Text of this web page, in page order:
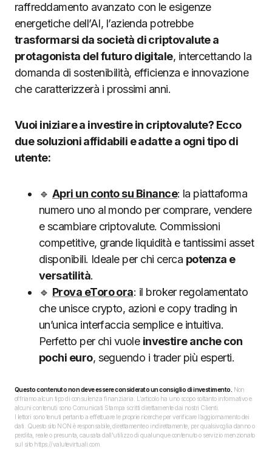
raffreddamento avanzato con le esigenze
energetiche dell’AI, l’azienda potrebbe
trasformarsi da società di criptovalute a
protagonista del futuro digitale, intercettando la
domanda di sostenibilità, efficienza e innovazione
che caratterizzerà i prossimi anni.
Vuoi iniziare a investire in criptovalute? Ecco
due soluzioni affidabili e adatte a ogni tipo di
utente:
🔹 Apri un conto su Binance: la piattaforma
numero uno al mondo per comprare, vendere
e scambiare criptovalute. Commissioni
competitive, grande liquidità e tantissimi asset
disponibili. Ideale per chi cerca potenza e
versatilità.
🔹 Prova eToro ora: il broker regolamentato
che unisce crypto, azioni e copy trading in
un’unica interfaccia semplice e intuitiva.
Perfetto per chi vuole investire anche con
pochi euro, seguendo i trader più esperti.
Questo contenuto non deve essere considerato un consiglio di investimento. Non
offriamo alcun tipo di consulenza finanziaria. L’articolo ha uno scopo soltanto informativo e
alcuni contenuti sono Comunicati Stampa scritti direttamente dai nostri Clienti.
I lettori sono tenuti pertanto a effettuare le proprie ricerche per verificare l’aggiornamento dei
dati. Questo sito NON è responsabile, direttamente o indirettamente, per qualsivoglia danno o
perdita, reale o presunta, causata dall'utilizzo di qualunque contenuto o servizio menzionato
sul sito https://valutevirtuali.com.